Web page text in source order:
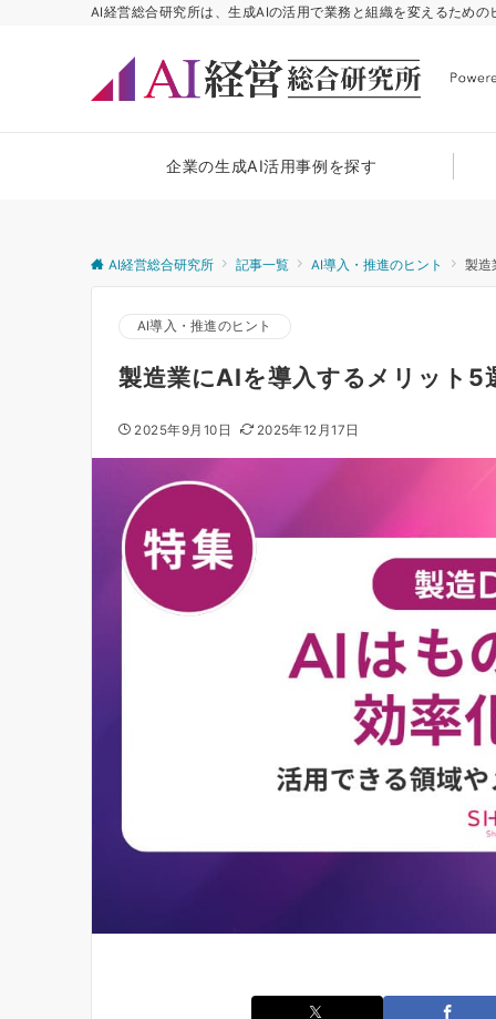
AI経営総合研究所は、生成AIの活用で業務と組織を変えるため
企業の生成AI活用事例を探す
AI経営総合研究所 記事一覧 AI導入・推進のヒント 製造
AI導入・推進のヒント
製造業にAIを導入するメリット5
2025年9月10日 2025年12月17日